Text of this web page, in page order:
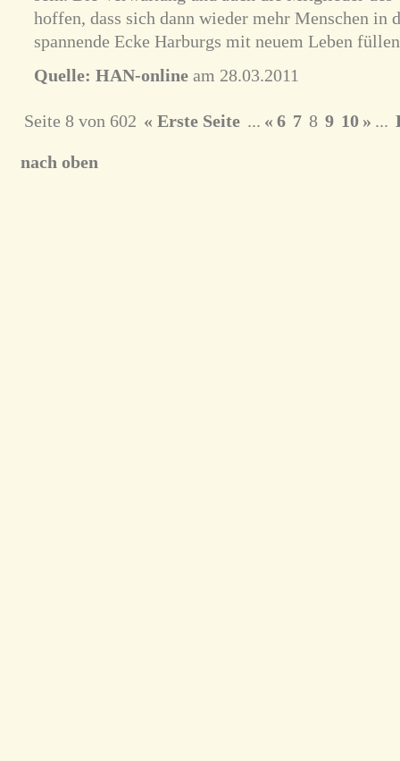
hoffen, dass sich dann wieder mehr Menschen in
spannende Ecke Harburgs mit neuem Leben
Quelle: HAN-onlineam 28.03.2011
Seite 8 von 602 « Erste Seite ... « 6 7 8 9 10 » ...
nach oben